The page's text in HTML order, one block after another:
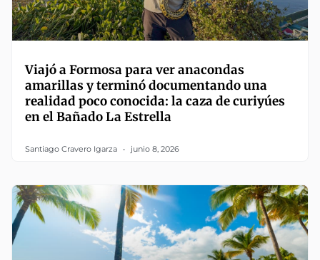
Viajó a Formosa para ver anacondas
amarillas y terminó documentando una
realidad poco conocida: la caza de curiyúes
en el Bañado La Estrella
Santiago Cravero Igarza junio 8, 2026